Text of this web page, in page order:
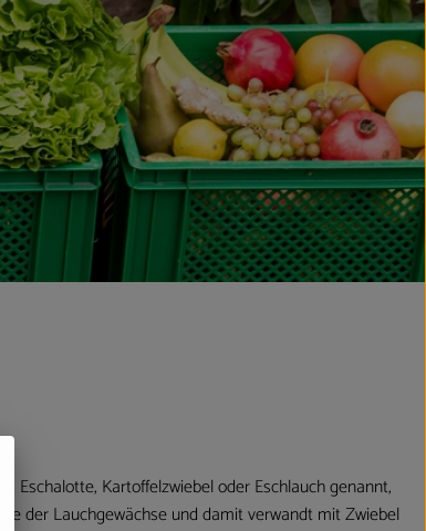
Eschalotte, Kartoffelzwiebel oder Eschlauch genannt,
der Lauchgewächse und damit verwandt mit Zwiebel